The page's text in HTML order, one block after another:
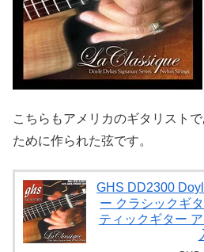
こちらもアメリカのギタリスト
ために作られた弦です。
GHS DD2300
ー クラシックギ
ティックギター